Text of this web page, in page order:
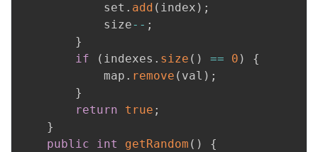
            set
. add ( index ) ;
            size
-- ;
}
if
( indexes . size ( ) == 0 )
{
            map
. remove ( val ) ;
}
return
true ;
}
public
int getRandom ( )
{